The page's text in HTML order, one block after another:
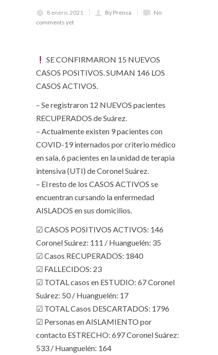
8 enero, 2021 By Prensa
No
comments yet
SE CONFIRMARON 15 NUEVOS
CASOS POSITIVOS. SUMAN 146 LOS
CASOS ACTIVOS.
– Se registraron 12 NUEVOS pacientes
RECUPERADOS de Suárez.
– Actualmente existen 9 pacientes con
COVID-19 internados por criterio médico
en sala, 6 pacientes en la unidad de terapia
intensiva (UTI) de Coronel Suárez.
– El resto de los CASOS ACTIVOS se
encuentran cursando la enfermedad
AISLADOS en sus domicilios.
☑ CASOS POSITIVOS ACTIVOS: 146
Coronel Suárez: 111 / Huanguelén: 35
☑ Casos RECUPERADOS: 1840
☑ FALLECIDOS: 23
☑ TOTAL casos en ESTUDIO: 67 Coronel
Suárez: 50 / Huanguelén: 17
☑ TOTAL Casos DESCARTADOS: 1796
☑ Personas en AISLAMIENTO por
contacto ESTRECHO: 697 Coronel Suárez:
533 / Huanguelén: 164